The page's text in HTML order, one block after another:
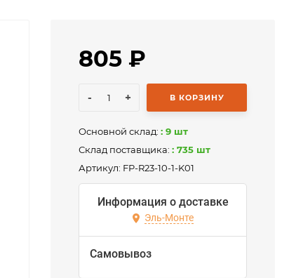
805 ₽
- + В КОРЗИНУ
Основной склад:: 9 шт
Склад поставщика:: 735 шт
Артикул: FP-R23-10-1-K01
Информация о доставке
Эль-Монте
Самовывоз